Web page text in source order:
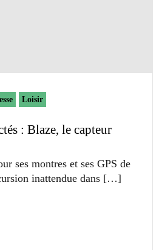
Loisir
: Blaze, le capteur
ses montres et ses GPS de
inattendue dans